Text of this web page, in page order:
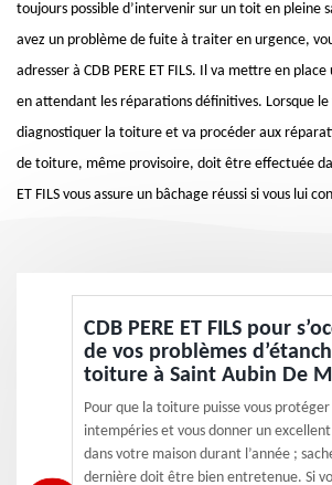
toujours possible d’intervenir sur un toit en pleine
avez un problème de fuite à traiter en urgence,
adresser à CDB PERE ET FILS. Il va mettre en
en attendant les réparations définitives. Lorsque
diagnostiquer la toiture et va procéder aux
de toiture, même provisoire, doit être effectuée
ET FILS vous assure un bâchage réussi si vous lui
CDB PERE ET FILS pour
de vos problèmes
toiture à Saint Aubin De
Pour que la toiture puisse vous protéger
intempéries et vous donner un
dans votre maison durant l’année ;
dernière doit être bien entretenue. Si